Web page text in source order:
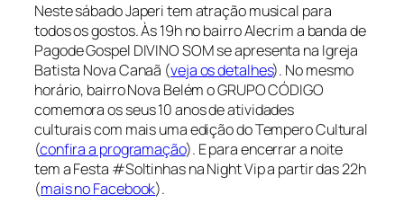
Neste sábado Japeri tem atração musical para
todos os gostos. Às 19h no bairro Alecrim a banda de
Pagode Gospel DIVINO SOM se apresenta na Igreja
Batista Nova Canaã (veja os detalhes). No mesmo
horário, bairro Nova Belém o GRUPO CÓDIGO
comemora os seus 10 anos de atividades
culturais com mais uma edição do Tempero Cultural
(confira a programação). E para encerrar a noite
tem a Festa #Soltinhas na Night Vip a partir das 22h
(mais no Facebook).